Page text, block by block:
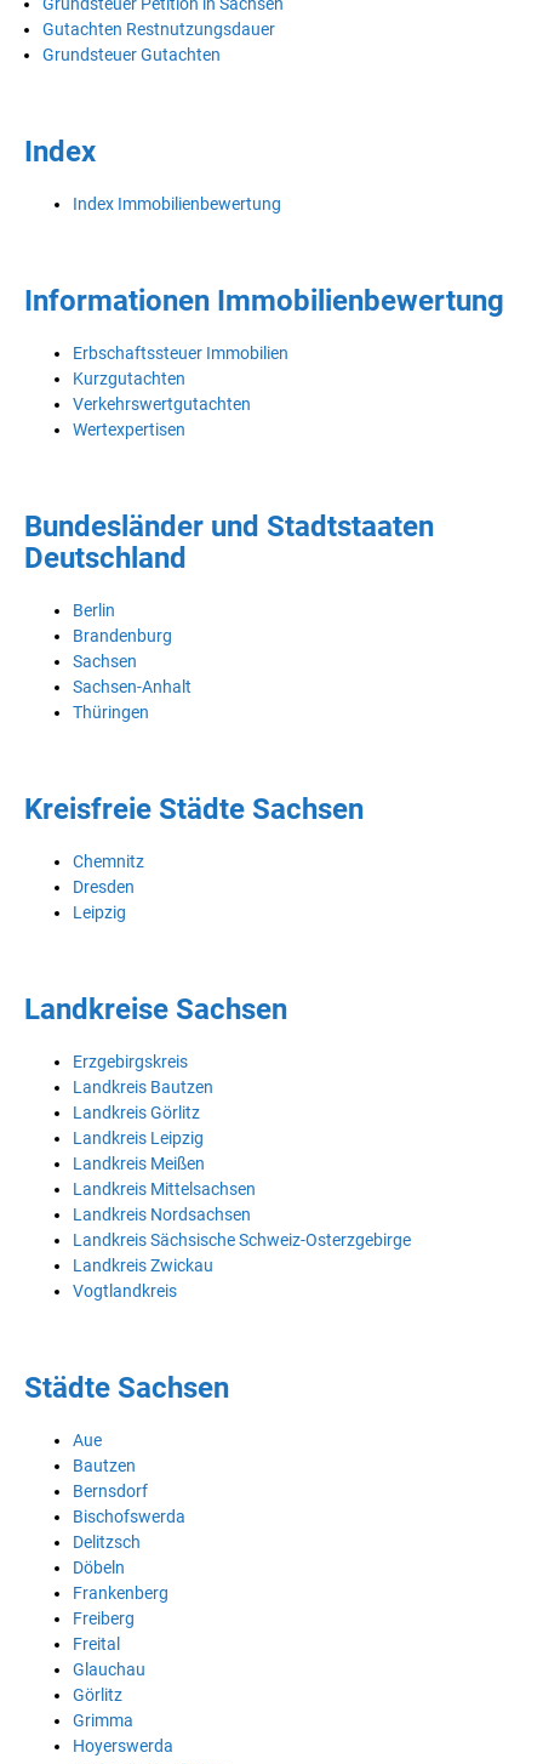
Grundsteuer Petition in Sachsen
Gutachten Restnutzungsdauer
Grundsteuer Gutachten
Index
Index Immobilienbewertung
Informationen Immobilienbewertung
Erbschaftssteuer Immobilien
Kurzgutachten
Verkehrswertgutachten
Wertexpertisen
Bundesländer und Stadtstaaten
Deutschland
Berlin
Brandenburg
Sachsen
Sachsen-Anhalt
Thüringen
Kreisfreie Städte Sachsen
Chemnitz
Dresden
Leipzig
Landkreise Sachsen
Erzgebirgskreis
Landkreis Bautzen
Landkreis Görlitz
Landkreis Leipzig
Landkreis Meißen
Landkreis Mittelsachsen
Landkreis Nordsachsen
Landkreis Sächsische Schweiz-Osterzgebirge
Landkreis Zwickau
Vogtlandkreis
Städte Sachsen
Aue
Bautzen
Bernsdorf
Bischofswerda
Delitzsch
Döbeln
Frankenberg
Freiberg
Freital
Glauchau
Görlitz
Grimma
Hoyerswerda